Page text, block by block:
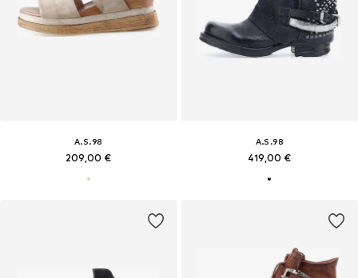
A.S.98
209,00 €
A.S.98
419,00 €